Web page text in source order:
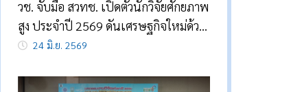
วช. จับมือ สวทช. เปิดตัวนักวิจัยศักยภาพ
สูง ประจำปี 2569 ดันเศรษฐกิจใหม่ด้วย
3 งานวิจัย “หมึกพิมพ์อาหาร 4 มิติ-วัสดุ
24 มิ.ย. 2569